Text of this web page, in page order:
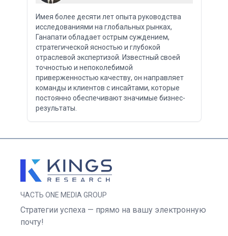
Имея более десяти лет опыта руководства
исследованиями на глобальных рынках,
Ганапати обладает острым суждением,
стратегической ясностью и глубокой
отраслевой экспертизой. Известный своей
точностью и непоколебимой
приверженностью качеству, он направляет
команды и клиентов с инсайтами, которые
постоянно обеспечивают значимые бизнес-
результаты.
ЧАСТЬ ONE MEDIA GROUP
Стратегии успеха — прямо на вашу электронную
почту!